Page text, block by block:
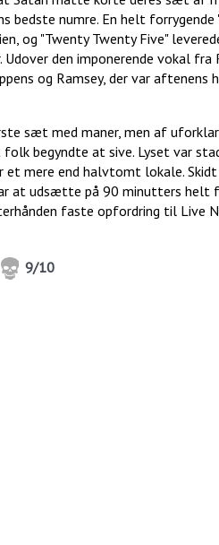
bedste numre. En helt
og "Twenty Twenty Five"
den imponerende vokal
og Ramsey, der var aftenens
sæt med maner, men af
begyndte at sive. Lyset var
mere end halvtomt lokale.
at udsætte på 90 minutters helt
faste opfordring til Live
9/10